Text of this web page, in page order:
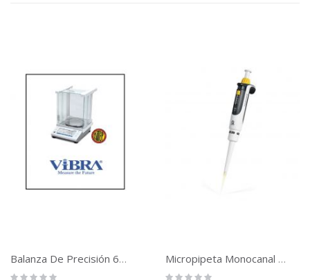
Balanza De Precisión 620g De 0.001 G
Rating:
Micropipeta Monocanal Transferpette® Ajustable S, CE-IVD, DE-M
Rating: